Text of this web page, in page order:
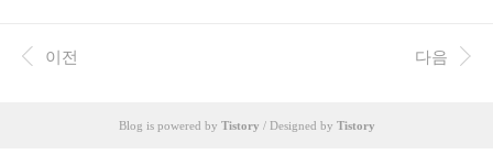
이전 다음
Blog is powered by Tistory / Designed by Tistory